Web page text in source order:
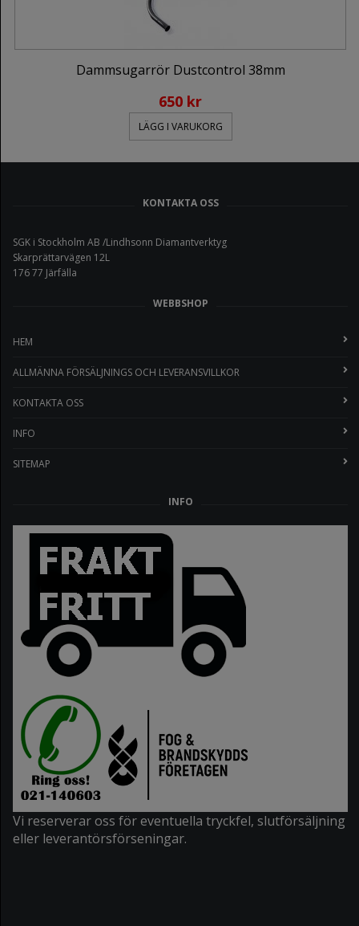
Dammsugarrör Dustcontrol 38mm
650 kr
LÄGG I VARUKORG
KONTAKTA OSS
SGK i Stockholm AB /Lindhsonn Diamantverktyg
Skarprättarvägen 12L
176 77 Järfälla
WEBBSHOP
HEM
ALLMÄNNA FÖRSÄLJNINGS OCH LEVERANSVILLKOR
KONTAKTA OSS
INFO
SITEMAP
INFO
Vi reserverar oss för eventuella tryckfel, slutförsäljning
eller leverantörsförseningar.